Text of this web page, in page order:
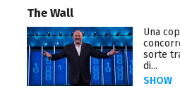
The Wall
Una
sorte
di...
SHOW